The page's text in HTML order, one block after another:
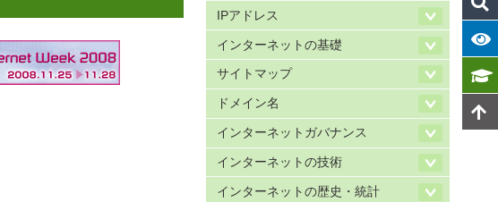
IPアドレス
インターネットの基礎
サイトマップ
ドメイン名
インターネットガバナンス
インターネットの技術
インターネットの歴史・統計